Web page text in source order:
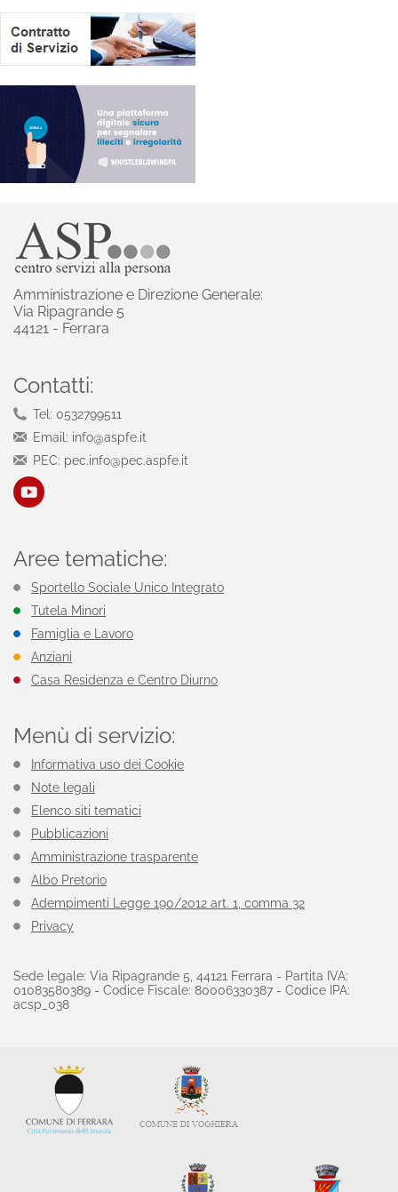
Amministrazione e Direzione Generale:
Via Ripagrande 5
44121 - Ferrara
Contatti:
Tel: 0532799511
Email: info@aspfe.it
PEC: pec.info@pec.aspfe.it
Aree tematiche:
Sportello Sociale Unico Integrato
Tutela Minori
Famiglia e Lavoro
Anziani
Casa Residenza e Centro Diurno
Menù di servizio:
Informativa uso dei Cookie
Note legali
Elenco siti tematici
Pubblicazioni
Amministrazione trasparente
Albo Pretorio
Adempimenti Legge 190/2012 art. 1, comma 32
Privacy
Sede legale: Via Ripagrande 5, 44121 Ferrara - Partita IVA:
01083580389 - Codice Fiscale: 80006330387 - Codice IPA:
acsp_038